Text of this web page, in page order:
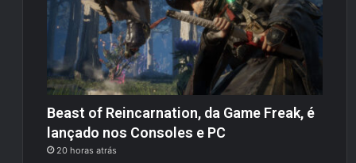
Beast of Reincarnation, da Game Freak, é
lançado nos Consoles e PC
20 horas atrás